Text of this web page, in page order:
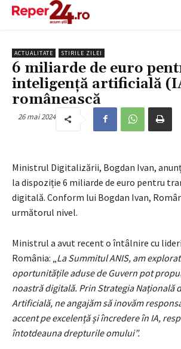
ACTUALITATE STIRILE ZILEI
6 miliarde de euro
inteligență artificială
românească
26 mai 2024
Ministrul Digitalizării, Bogdan Ivan,
la dispoziție 6 miliarde de euro pentru
digitală. Conform lui Bogdan Ivan,
următorul nivel.
Ministrul a avut recent o întâlnire cu
România: „ La Summitul ANIS, am
oportunitățile aduse de Guvern pot
noastră digitală. Prin Strategia Națională
Artificială, ne angajăm să inovăm
accent pe excelență și încredere în IA,
întotdeauna drepturile omului”.